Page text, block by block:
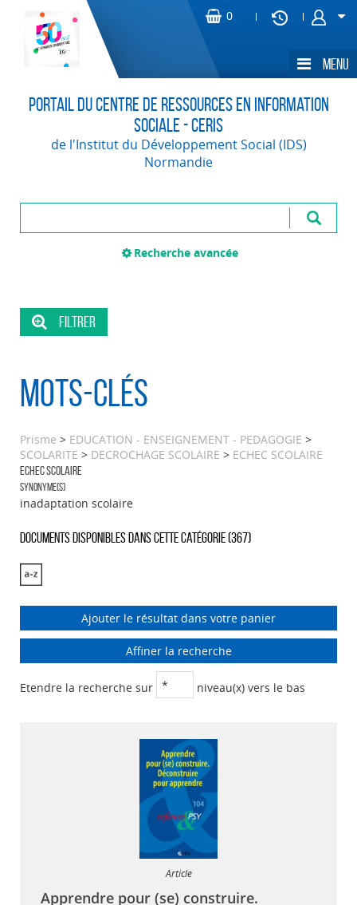
Portail du Centre de Ressources en Information
Sociale - CERIS
de l'Institut du Développement Social (IDS)
Normandie
Recherche avancée
Mots-clés
Prisme > EDUCATION - ENSEIGNEMENT - PEDAGOGIE >
SCOLARITE > DECROCHAGE SCOLAIRE > ECHEC SCOLAIRE
ECHEC SCOLAIRE
Synonyme(s)
inadaptation scolaire
Documents disponibles dans cette catégorie (367)
Ajouter le résultat dans votre panier
Affiner la recherche
Etendre la recherche sur niveau(x) vers le bas
Article
Apprendre pour (se) construire.